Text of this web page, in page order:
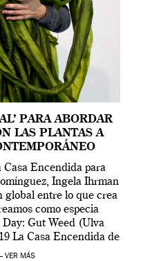
PARA ABORDAR
LAS PLANTAS A
Encendida para
Ingela Ihrman
global entre lo que crea
como especia
Gut Weed (Ulva
La Casa Encendida de
[…]
VER MÁS